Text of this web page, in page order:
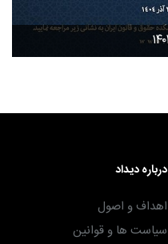
درباره دیداد
اهداف و اصول
سیاست ها و قوانین